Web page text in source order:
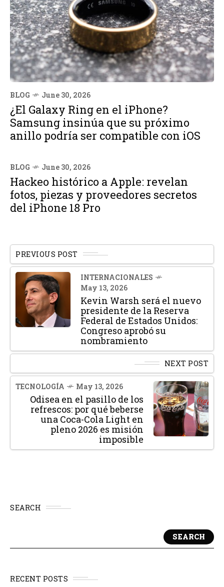
BLOG June 30, 2026
¿El Galaxy Ring en el iPhone?
Samsung insinúa que su próximo
anillo podría ser compatible con iOS
BLOG June 30, 2026
Hackeo histórico a Apple: revelan
fotos, piezas y proveedores secretos
del iPhone 18 Pro
PREVIOUS POST
INTERNACIONALES
May 13, 2026
Kevin Warsh será el nuevo
presidente de la Reserva
Federal de Estados Unidos:
Congreso aprobó su
nombramiento
NEXT POST
TECNOLOGÍA May 13, 2026
Odisea en el pasillo de los
refrescos: por qué beberse
una Coca-Cola Light en
pleno 2026 es misión
imposible
SEARCH
SEARCH
RECENT POSTS